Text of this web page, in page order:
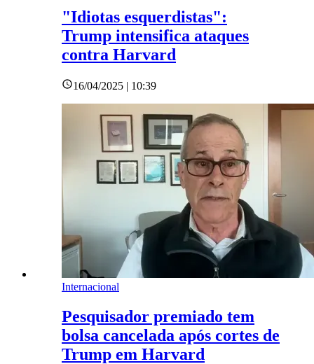
"Idiotas esquerdistas":
Trump intensifica ataques
contra Harvard
16/04/2025 | 10:39
Internacional
Pesquisador premiado tem
bolsa cancelada após cortes de
Trump em Harvard